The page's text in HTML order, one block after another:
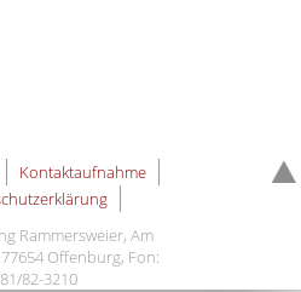
Kontaktaufnahme
Rammersweier, Am
Offenburg, Fon:
82-3210